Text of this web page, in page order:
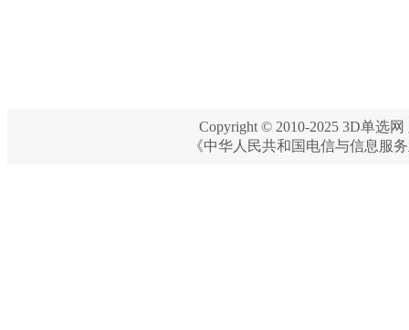
Copyright © 2010-2025 3D单选网
《中华人民共和国电信与信息服